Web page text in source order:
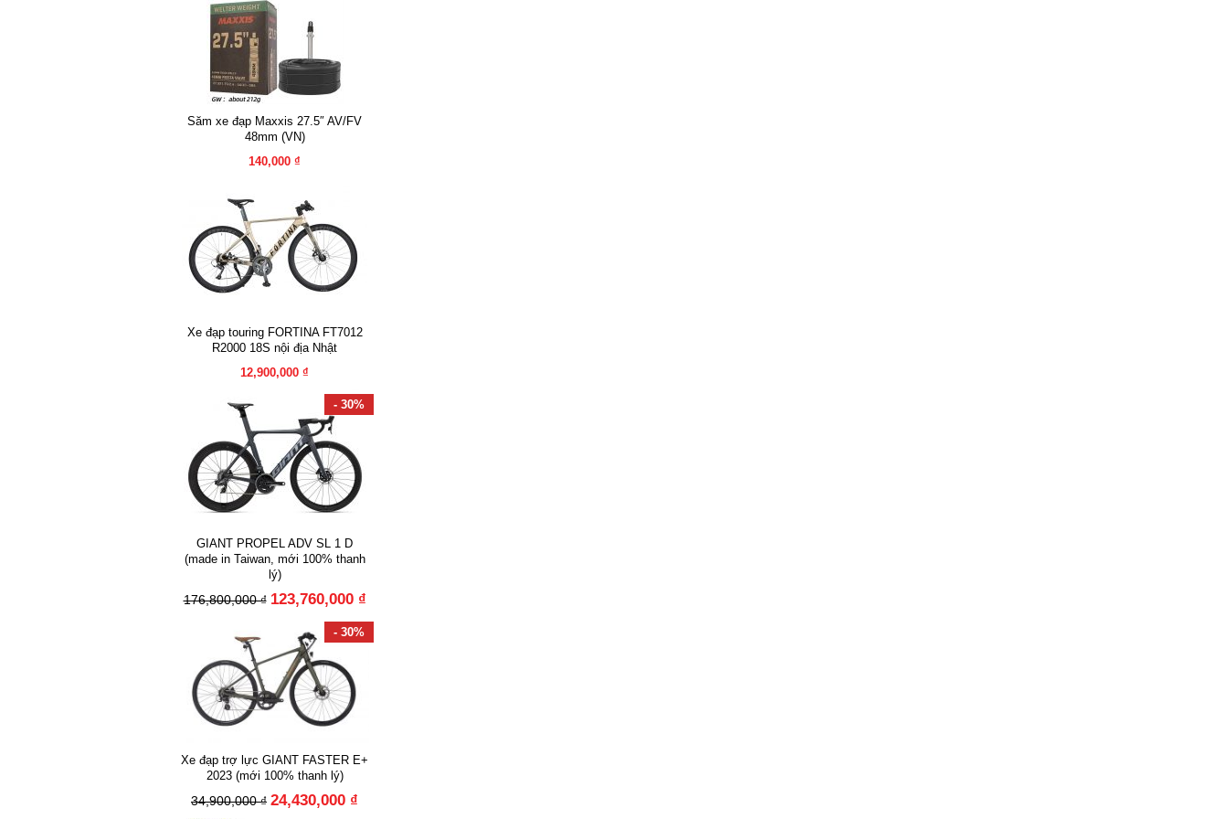
Săm xe đạp Maxxis 27.5″ AV/FV
48mm (VN)
140,000 ₫
Xe đạp touring FORTINA FT7012
R2000 18S nội địa Nhật
12,900,000 ₫
- 30%
GIANT PROPEL ADV SL 1 D
(made in Taiwan, mới 100% thanh
lý)
176,800,000 ₫ 123,760,000 ₫
- 30%
Xe đạp trợ lực GIANT FASTER E+
2023 (mới 100% thanh lý)
34,900,000 ₫ 24,430,000 ₫